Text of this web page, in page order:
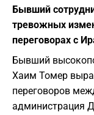
Бывший
тревожных
переговорах с
Бывший
Хаим Томер
переговоров
администрация